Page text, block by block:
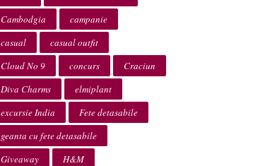
Cambodgia
campanie
casual
casual outfit
Cloud No 9
concurs
Craciun
Diva Charms
elmiplant
excursie India
Fete detasabile
geanta cu fete detasabile
Giveaway
H&M